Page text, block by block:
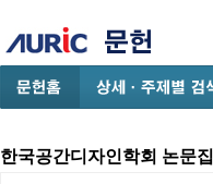
한국공간디자인학회 논문